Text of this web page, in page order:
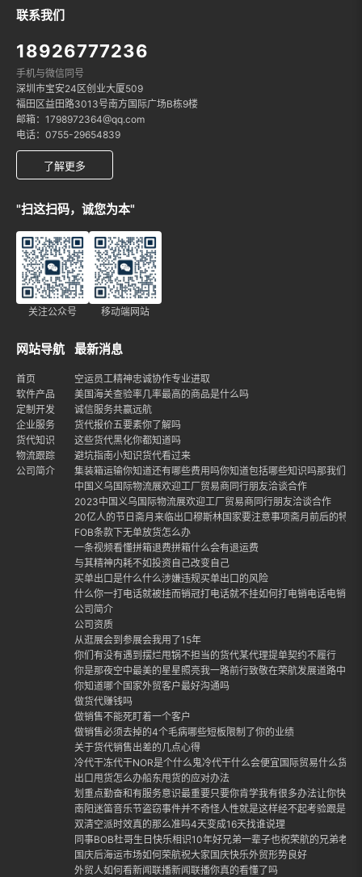
联系我们
18926777236
手机与微信同号
深圳市宝安24区创业大厦509
福田区益田路3013号南方国际广场B栋9楼
邮箱：1798972364@qq.com
电话：0755-29654839
了解更多
"扫这扫码，诚您为本"
关注公众号 移动端网站
网站导航
首页
软件产品
定制开发
企业服务
货代知识
物流跟踪
公司简介
最新消息
空运员工精神忠诚协作专业进取
美国海关查验率几率最高的商品是什么吗
诚信服务共赢远航
货代报价五要素你了解吗
这些货代黑化你都知道吗
避坑指南小知识货代看过来
集装箱运输你知道还有哪些费用吗你知道包括哪些知识吗那我们就
中国义乌国际物流展欢迎工厂贸易商同行朋友洽谈合作
2023中国义乌国际物流展欢迎工厂贸易商同行朋友洽谈合作
20亿人的节日斋月来临出口穆斯林国家要注意事项斋月前后的特点
FOB条款下无单放货怎么办
一条视频看懂拼箱退费拼箱什么会有退运费
与其精神内耗不如投资自己改变自己
买单出口是什么什么涉嫌违规买单出口的风险
什么你一打电话就被挂而销冠打电话就不挂如何打电销电话电销话
公司简介
公司资质
从逛展会到参展会我用了15年
你们有没有遇到摆烂甩锅不担当的货代某代理提单契约不履行
你是那夜空中最美的星星照亮我一路前行致敬在荣航发展道路中每
你知道哪个国家外贸客户最好沟通吗
做货代赚钱吗
做销售不能死盯着一个客户
做销售必须去掉的4个毛病哪些短板限制了你的业绩
关于货代销售出差的几点心得
冷代干冻代干NOR是个什么鬼冷代干什么会便宜国际贸易什么货适
出口甩货怎么办船东甩货的应对办法
划重点勤奋和有服务意识最重要只要你肯学我有很多办法让你快
南阳迷笛音乐节盗窃事件并不奇怪人性就是这样经不起考验跟是否
双清空派时效真的那么准吗4天变成16天找谁说理
同事BOB杜哥生日快乐相识10年好兄弟一辈子也祝荣航的兄弟老
国庆后海运市场如何荣航祝大家国庆快乐外贸形势良好
外贸人如何看新闻联播新闻联播你真的看懂了吗